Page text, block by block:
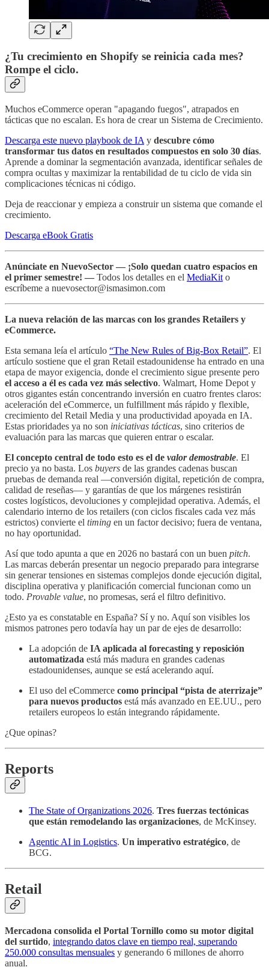
¿Tu crecimiento en Shopify se reinicia cada mes?
Rompe el ciclo.
Muchos eCommerce operan "apagando fuegos", atrapados en
tácticas que no escalan. Es hora de crear un Sistema de Crecimiento.
Descarga este nuevo playbook de IA y descubre cómo
transformar tus datos en resultados compuestos en solo 30 días.
Aprende a dominar la segmentación avanzada, identificar señales de
compra ocultas y maximizar la rentabilidad de tu ciclo de vida sin
complicaciones técnicas ni código.
Deja de reaccionar y empieza a construir un sistema que comande el
crecimiento.
Descarga eBook Gratis
Anúnciate en NuevoSector — ¡Solo quedan cuatro espacios en
el primer semestre! — Todos los detalles en el MediaKit o
escríbeme a nuevosector@ismasimon.com
La nueva relación de las marcas con los grandes Retailers y
eCommerce.
Esta semana leía el artículo “The New Rules of Big-Box Retail”. El
artículo sostiene que el gran Retail estadounidense ha entrado en una
etapa de mayor exigencia, donde el crecimiento sigue presente pero
el acceso a él es cada vez más selectivo. Walmart, Home Depot y
otros gigantes están concentrando inversión en cuatro frentes claros:
aceleración del eCommerce, un fulfillment más rápido y flexible,
crecimiento del Retail Media y una productividad apoyada en IA.
Estas prioridades ya no son iniciativas tácticas, sino criterios de
evaluación para las marcas que quieren entrar o escalar.
El concepto central de todo esto es el de valor demostrable. El
precio ya no basta. Los buyers de las grandes cadenas buscan
pruebas de demanda real —conversión digital, repetición de compra,
calidad de reseñas— y garantías de que los márgenes resistirán
costes logísticos, devoluciones y complejidad operativa. Además, el
calendario interno de los retailers (con ciclos fiscales cada vez más
estrictos) convierte el timing en un factor decisivo; fuera de ventana,
no hay oportunidad.
Así que todo apunta a que en 2026 no bastará con un buen pitch.
Las marcas deberán presentar un negocio preparado para integrarse
sin generar tensiones en sistemas complejos donde ejecución digital,
disciplina operativa y planificación comercial funcionan como un
todo. Provable value, no promesas, será el filtro definitivo.
¿Esto ya es constatable en España? Sí y no. Aquí son visibles los
mismos patrones pero todavía hay un par de ejes de desarrollo:
La adopción de IA aplicada al forecasting y reposición
automatizada está más madura en grandes cadenas
estadounidenses, aunque se está acelerando aquí.
El uso del eCommerce como principal “pista de aterrizaje”
para nuevos productos está más avanzado en EE.UU., pero
retailers europeos lo están integrando rápidamente.
¿Que opinas?
Reports
The State of Organizations 2026. Tres fuerzas tectónicas
que están remodelando las organizaciones, de McKinsey.
Agentic AI in Logistics. Un imperativo estratégico, de
BCG.
Retail
Mercadona consolida el Portal Tornillo como su motor digital
del surtido, integrando datos clave en tiempo real, superando
250.000 consultas mensuales y generando 6 millones de ahorro
anual.